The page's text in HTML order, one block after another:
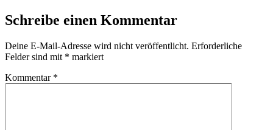
Schreibe einen Kommentar
Deine E-Mail-Adresse wird nicht veröffentlicht. Erforderliche
Felder sind mit * markiert
Kommentar *